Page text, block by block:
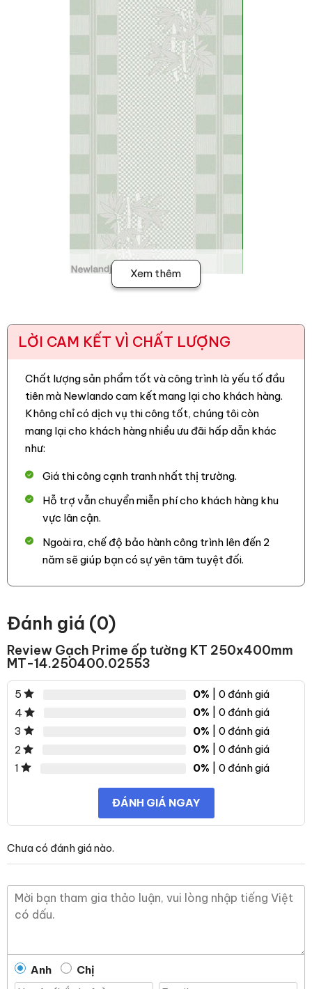
Xem thêm
LỜI CAM KẾT VÌ CHẤT LƯỢNG
Chất lượng sản phẩm tốt và công trình là yếu tố đầu
tiên mà Newlando cam kết mang lại cho khách hàng.
Không chỉ có dịch vụ thi công tốt, chúng tôi còn
mang lại cho khách hàng nhiều ưu đãi hấp dẫn khác
như:
Giá thi công cạnh tranh nhất thị trường.
Hỗ trợ vẫn chuyển miễn phí cho khách hàng khu
vực lân cận.
Ngoài ra, chế độ bảo hành công trình lên đến 2
năm sẽ giúp bạn có sự yên tâm tuyệt đối.
Đánh giá (0)
Review Gạch Prime ốp tường KT 250x400mm
MT-14.250400.02553
5 0% | 0 đánh giá
4
0% | 0 đánh giá
3
0% | 0 đánh giá
2
0% | 0 đánh giá
1
0% | 0 đánh giá
ĐÁNH GIÁ NGAY
Chưa có đánh giá nào.
Anh Chị